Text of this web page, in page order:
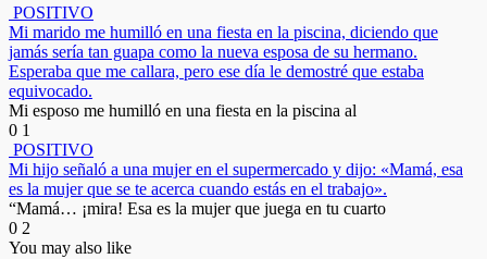
POSITIVO
Mi marido me humilló en una fiesta en la piscina, diciendo que
jamás sería tan guapa como la nueva esposa de su hermano.
Esperaba que me callara, pero ese día le demostré que estaba
equivocado.
Mi esposo me humilló en una fiesta en la piscina al
0 1
POSITIVO
Mi hijo señaló a una mujer en el supermercado y dijo: «Mamá, esa
es la mujer que se te acerca cuando estás en el trabajo».
“Mamá… ¡mira! Esa es la mujer que juega en tu cuarto
0 2
You may also like